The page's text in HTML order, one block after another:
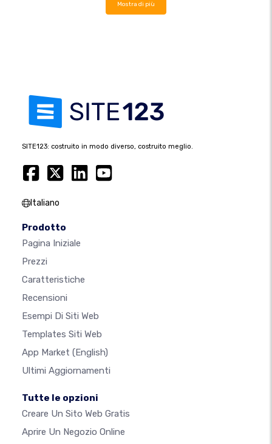
Mostra di più
SITE123: costruito in modo diverso, costruito meglio.
Italiano
Prodotto
Pagina Iniziale
Prezzi
Caratteristiche
Recensioni
Esempi Di Siti Web
Templates Siti Web
App Market (English)
Ultimi Aggiornamenti
Tutte le opzioni
Creare Un Sito Web Gratis
Aprire Un Negozio Online